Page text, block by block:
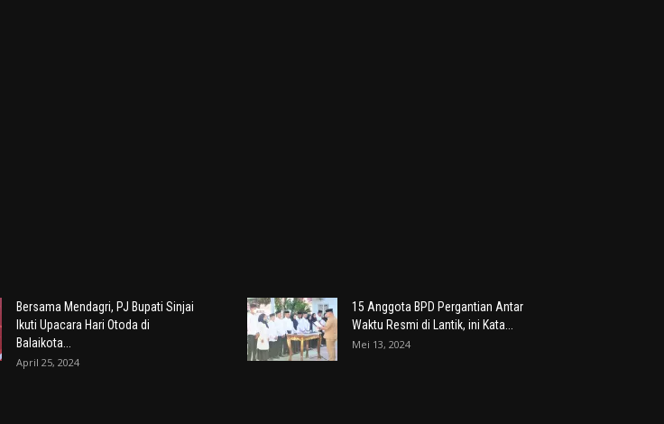
Bersama Mendagri, PJ Bupati Sinjai
Ikuti Upacara Hari Otoda di
Balaikota...
April 25, 2024
15 Anggota BPD Pergantian Antar
Waktu Resmi di Lantik, ini Kata...
Mei 13, 2024